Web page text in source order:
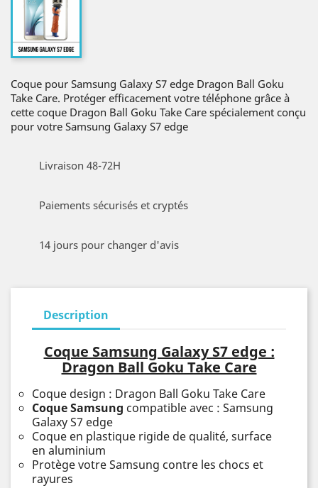
Coque pour Samsung Galaxy S7 edge Dragon Ball Goku
Take Care. Protéger efficacement votre téléphone grâce à
cette coque Dragon Ball Goku Take Care spécialement conçu
pour votre Samsung Galaxy S7 edge
Livraison 48-72H
Paiements sécurisés et cryptés
14 jours pour changer d'avis
Description
Coque Samsung Galaxy S7 edge :
Dragon Ball Goku Take Care
Coque design : Dragon Ball Goku Take Care
Coque Samsung compatible avec : Samsung
Galaxy S7 edge
Coque en plastique rigide de qualité, surface
en aluminium
Protège votre Samsung contre les chocs et
rayures